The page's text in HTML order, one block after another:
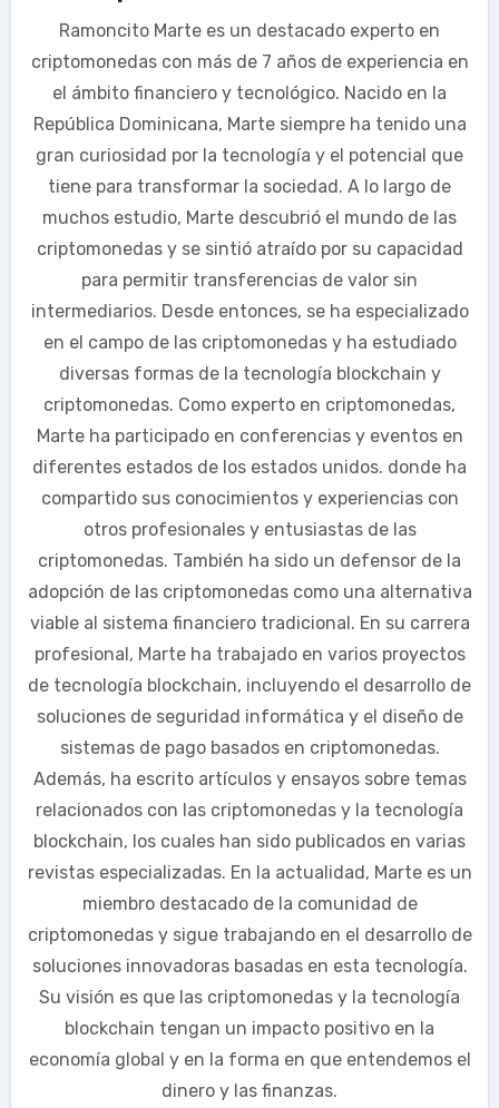
Ramoncito Marte es un destacado experto en
criptomonedas con más de 7 años de experiencia en
el ámbito financiero y tecnológico. Nacido en la
República Dominicana, Marte siempre ha tenido una
gran curiosidad por la tecnología y el potencial que
tiene para transformar la sociedad. A lo largo de
muchos estudio, Marte descubrió el mundo de las
criptomonedas y se sintió atraído por su capacidad
para permitir transferencias de valor sin
intermediarios. Desde entonces, se ha especializado
en el campo de las criptomonedas y ha estudiado
diversas formas de la tecnología blockchain y
criptomonedas. Como experto en criptomonedas,
Marte ha participado en conferencias y eventos en
diferentes estados de los estados unidos. donde ha
compartido sus conocimientos y experiencias con
otros profesionales y entusiastas de las
criptomonedas. También ha sido un defensor de la
adopción de las criptomonedas como una alternativa
viable al sistema financiero tradicional. En su carrera
profesional, Marte ha trabajado en varios proyectos
de tecnología blockchain, incluyendo el desarrollo de
soluciones de seguridad informática y el diseño de
sistemas de pago basados en criptomonedas.
Además, ha escrito artículos y ensayos sobre temas
relacionados con las criptomonedas y la tecnología
blockchain, los cuales han sido publicados en varias
revistas especializadas. En la actualidad, Marte es un
miembro destacado de la comunidad de
criptomonedas y sigue trabajando en el desarrollo de
soluciones innovadoras basadas en esta tecnología.
Su visión es que las criptomonedas y la tecnología
blockchain tengan un impacto positivo en la
economía global y en la forma en que entendemos el
dinero y las finanzas.